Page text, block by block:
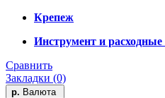
Крепеж
Инструмент и
Сравнить
Закладки (0)
р. Валюта